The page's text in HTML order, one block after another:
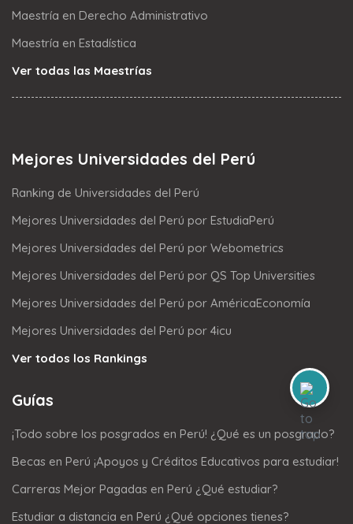
Maestría en Derecho Administrativo
Maestría en Estadística
Ver todas las Maestrías
Mejores Universidades del Perú
Ranking de Universidades del Perú
Mejores Universidades del Perú por EstudiaPerú
Mejores Universidades del Perú por Webometrics
Mejores Universidades del Perú por QS Top Universities
Mejores Universidades del Perú por AméricaEconomía
Mejores Universidades del Perú por 4icu
Ver todos los Rankings
Guías
¡Todo sobre los posgrados en Perú! ¿Qué es un posgrado?
Becas en Perú ¡Apoyos y Créditos Educativos para estudiar!
Carreras Mejor Pagadas en Perú ¿Qué estudiar?
Estudiar a distancia en Perú ¿Qué opciones tienes?